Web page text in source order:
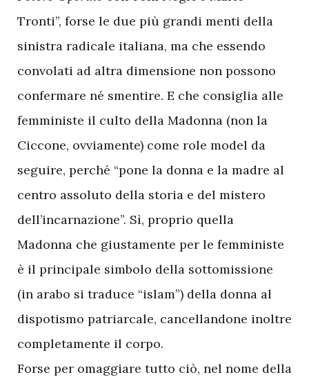
Tronti”, forse le due più grandi menti della
sinistra radicale italiana, ma che essendo
convolati ad altra dimensione non possono
confermare né smentire. E che consiglia alle
femministe il culto della Madonna (non la
Ciccone, ovviamente) come role model da
seguire, perché “pone la donna e la madre al
centro assoluto della storia e del mistero
dell’incarnazione”. Sì, proprio quella
Madonna che giustamente per le femministe
è il principale simbolo della sottomissione
(in arabo si traduce “islam”) della donna al
dispotismo patriarcale, cancellandone inoltre
completamente il corpo.
Forse per omaggiare tutto ciò, nel nome della